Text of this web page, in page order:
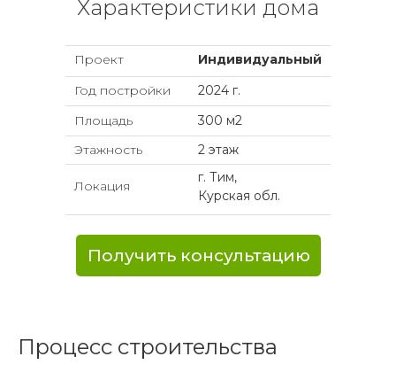
Год постройки
Площадь
Этажность
Получить консультацию
2024 г.
300 м2
2 этаж
Локация
г. Тим,
Курская обл.
Проект
Характеристики дома
Индивидуальный
Процесс строительства